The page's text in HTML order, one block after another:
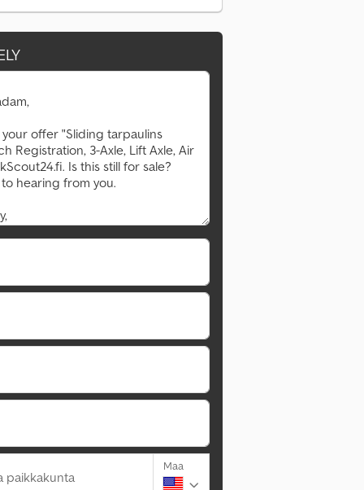
paikkakunta
Maa